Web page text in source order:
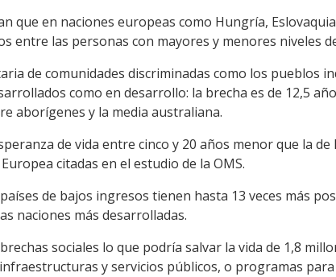
que en naciones europeas como Hungría,
entre las personas con mayores y menores niveles
de comunidades discriminadas como los pueblos
como en desarrollo: la brecha es de 12,5
aborígenes y la media australiana.
de vida entre cinco y 20 años menor que la de
citadas en el estudio de la OMS.
de bajos ingresos tienen hasta 13 veces más
naciones más desarrolladas.
sociales lo que podría salvar la vida de 1,8
y servicios públicos, o programas